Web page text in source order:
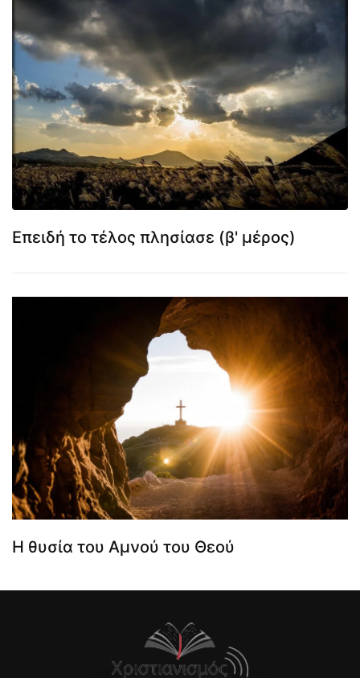
Επειδή το τέλος πλησίασε (β' μέρος)
Η θυσία του Αμνού του Θεού